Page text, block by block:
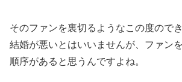
そのファンを裏切るようなこの度ので
結婚が悪いとはいいませんが、ファン
順序があると思うんですよね。